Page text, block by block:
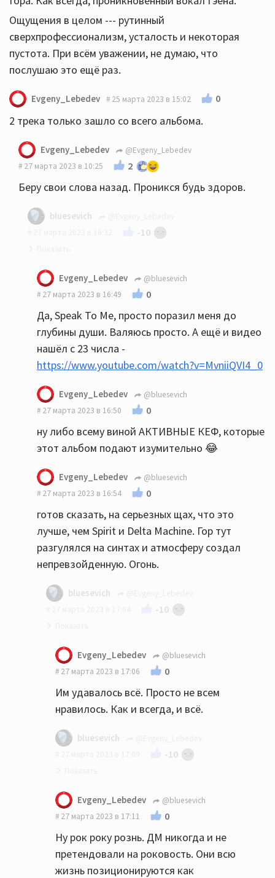
Ощущения в целом --- рутинный
сверхпрофессионализм, усталость и некоторая
пустота. При всём уважении, не думаю, что
послушаю это ещё раз.
Evgeny_Lebedev 25 марта 2023 в 15:02 0
2 трека только зашло со всего альбома.
Evgeny_Lebedev
@Evgeny_Lebedev
27 марта 2023 в 10:25
2
Беру свои слова назад. Проникся будь здоров.
bluesevich
-10
Evgeny_Lebedev
@bluesevich
27 марта 2023 в 16:49
0
Да, Speak To Me, просто поразил меня до
глубины души. Валяюсь просто. А ещё и видео
нашёл с 23 числа -
https://www.youtube.com/watch?v=MvniiQVI4_0
Evgeny_Lebedev
@bluesevich
27 марта 2023 в 16:50
0
ну либо всему виной АКТИВНЫЕ КЕФ, которые
этот альбом подают изумительно 😂
Evgeny_Lebedev
@bluesevich
27 марта 2023 в 16:54
0
готов сказать, на серьезных щах, что это
лучше, чем Spirit и Delta Machine. Гор тут
разгулялся на синтах и атмосферу создал
непревзойденную. Огонь.
bluesevich
-10
Ну в том и дело, что это опять не "рок",
который им никогда не удавался.
Evgeny_Lebedev
@bluesevich
27 марта 2023 в 17:06
0
Им удавалось всё. Просто не всем
нравилось. Как и всегда, и всё.
bluesevich
-10
Ну нет, с этим не соглашусь. Вот как
послушал в 1984- м Some Great Reward ,
никто меня больше не убедит, что они
таки могут с фузами и дисторшном
рокешник лабать😁
Evgeny_Lebedev
@bluesevich
27 марта 2023 в 17:11
0
Ну рок року рознь. ДМ никогда и не
претендовали на роковость. Они всю
жизнь позиционируются как